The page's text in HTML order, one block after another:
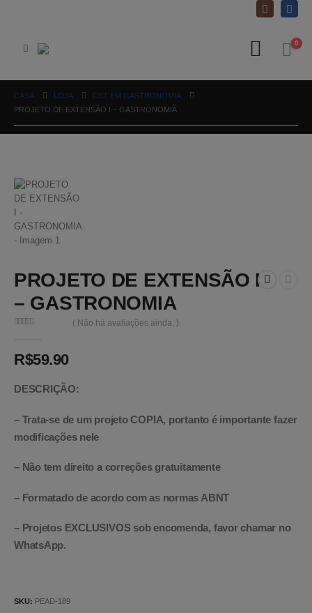
0
CASA LOJA
CST EM GASTRONOMIA
PROJETO DE EXTENSÃO I – GASTRONOMIA
PROJETO DE EXTENSÃO I
– GASTRONOMIA
( Não há avaliações ainda. )
R$59.90
DESCRIÇÃO:
– Trata-se de um projeto COPIA, portanto é importante fazer
modificações nele
– Não tem direito a correções gratuitamente
– Formatado de acordo com as normas ABNT
– Projetos EXCLUSIVOS sob encomenda, favor chamar no
WhatsApp.
SKU: PEAD-189